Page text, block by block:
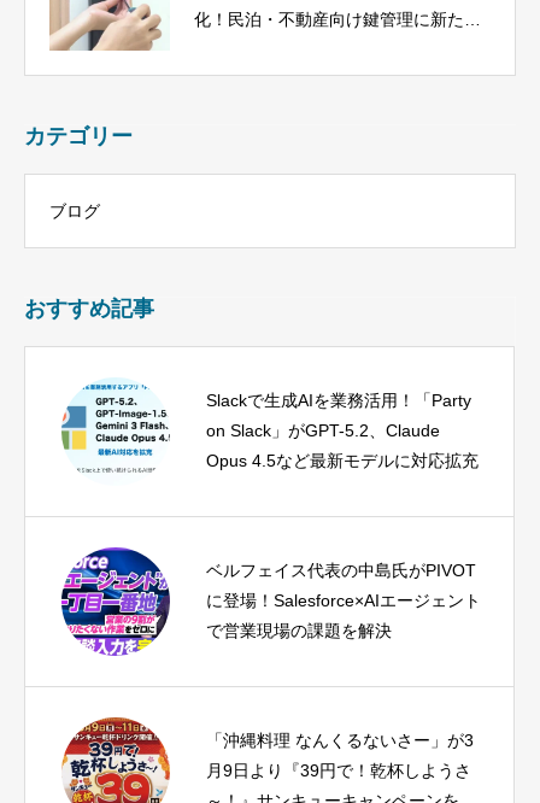
化！民泊・不動産向け鍵管理に新たな
カテゴリー
ブログ
おすすめ記事
Slackで生成AIを業務活用！「Party
on Slack」がGPT-5.2、Claude
Opus 4.5など最新モデルに対応拡充
ベルフェイス代表の中島氏がPIVOT
に登場！Salesforce×AIエージェント
で営業現場の課題を解決
「沖縄料理 なんくるないさー」が3
月9日より『39円で！乾杯しようさ